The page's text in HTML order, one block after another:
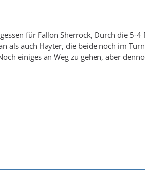
für Fallon Sherrock, Durch die 5-
als auch Hayter, die beide noch im
einiges an Weg zu gehen, aber